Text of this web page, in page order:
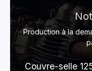
Production à la
Couvre-selle